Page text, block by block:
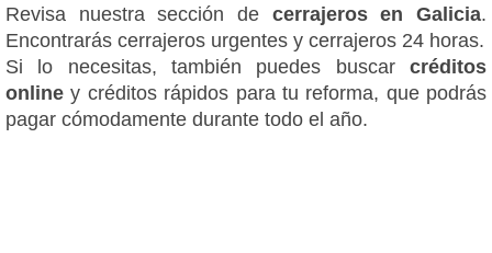
Revisa nuestra sección de cerrajeros en Galicia.
Encontrarás cerrajeros urgentes y cerrajeros 24 horas.
Si lo necesitas, también puedes buscar créditos
onliney créditos rápidos para tu reforma, que podrás
pagar cómodamente durante todo el año.